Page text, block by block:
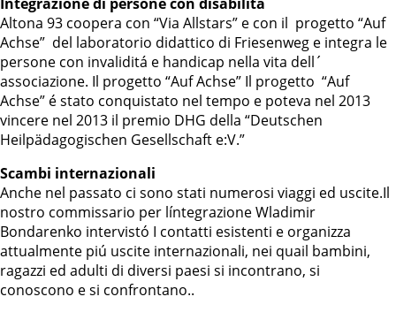
Altona 93 coopera con “Via Allstars” e con il progetto “Auf
Achse” del laboratorio didattico di Friesenweg e integra le
persone con invaliditá e handicap nella vita dell´
associazione. Il progetto “Auf Achse” Il progetto “Auf
Achse” é stato conquistato nel tempo e poteva nel 2013
vincere nel 2013 il premio DHG della “Deutschen
Heilpädagogischen Gesellschaft e:V.”
Scambi internazionali
Anche nel passato ci sono stati numerosi viaggi ed uscite.Il
nostro commissario per líntegrazione Wladimir
Bondarenko intervistó I contatti esistenti e organizza
attualmente piú uscite internazionali, nei quail bambini,
ragazzi ed adulti di diversi paesi si incontrano, si
conoscono e si confrontano..